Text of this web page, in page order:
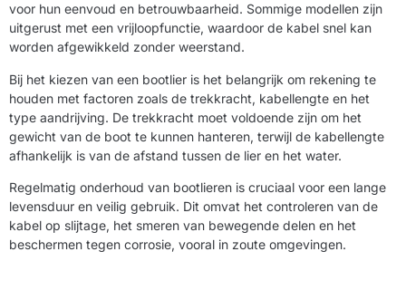
voor hun eenvoud en betrouwbaarheid. Sommige modellen zijn
uitgerust met een vrijloopfunctie, waardoor de kabel snel kan
worden afgewikkeld zonder weerstand.
Bij het kiezen van een bootlier is het belangrijk om rekening te
houden met factoren zoals de trekkracht, kabellengte en het
type aandrijving. De trekkracht moet voldoende zijn om het
gewicht van de boot te kunnen hanteren, terwijl de kabellengte
afhankelijk is van de afstand tussen de lier en het water.
Regelmatig onderhoud van bootlieren is cruciaal voor een lange
levensduur en veilig gebruik. Dit omvat het controleren van de
kabel op slijtage, het smeren van bewegende delen en het
beschermen tegen corrosie, vooral in zoute omgevingen.